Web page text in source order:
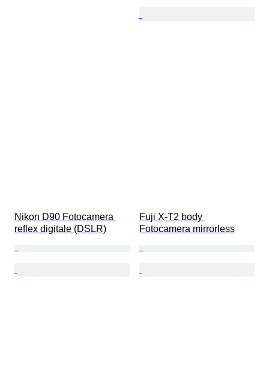
Nikon D90 Fotocamera
reflex digitale (DSLR)
Fuji X-T2 body
Fotocamera mirrorless